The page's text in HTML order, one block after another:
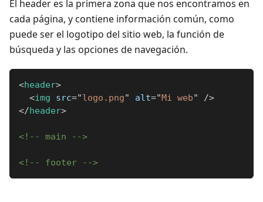
El header es la primera zona que nos encontramos en
cada página, y contiene información común, como
puede ser el logotipo del sitio web, la función de
búsqueda y las opciones de navegación.
<header>
<img src="logo.png" alt=" Mi web"
/>
</header>
<!-- main -->
<!-- footer -->